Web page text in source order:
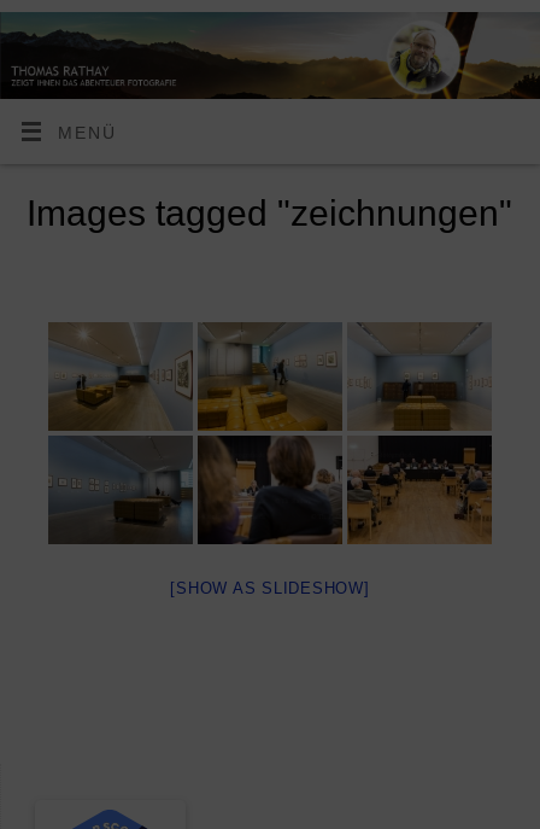
MENÜ
Images tagged "zeichnungen"
[SHOW AS SLIDESHOW]